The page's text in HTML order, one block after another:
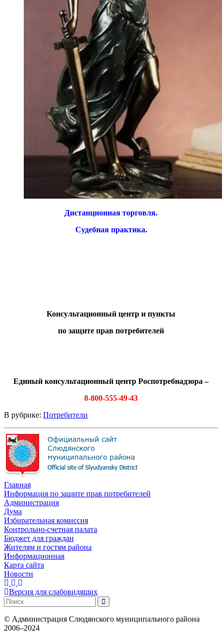
Дистанционная торговля.
Судебная практика.
Консультационный центр и пункты
по защите прав потребителей
Единый консультационный центр Роспотребнадзора –
8-800-555-49-43
В рубрике: Потребители
Главная
Информация по защите прав потребителей
Администрация
Дума
Избирательная комиссия
Контрольно-счетная палата
Бюджет для граждан
Жителям и гостям района
Информационная
Карта сайта
Новости
Версия для слабовидящих
© Администрация Слюдянского муниципального района
2006–2024